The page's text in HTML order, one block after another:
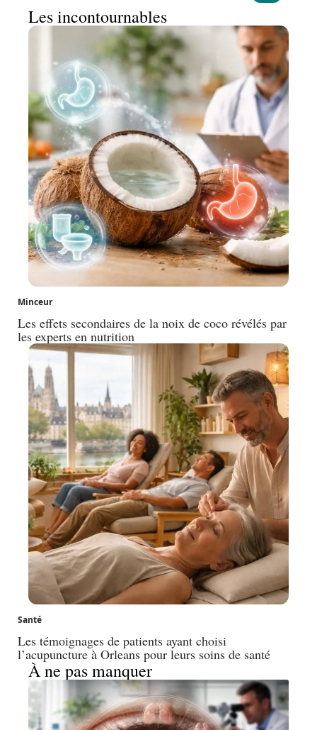
Les incontournables
Minceur
Les effets secondaires de la noix de coco révélés par
les experts en nutrition
Santé
Les témoignages de patients ayant choisi
l’acupuncture à Orleans pour leurs soins de santé
À ne pas manquer